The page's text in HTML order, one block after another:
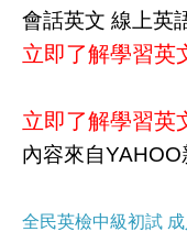
會話英文 線上英
立即了解學習英
立即了解學習英
內容來自YAHOO
全民英檢中級初試